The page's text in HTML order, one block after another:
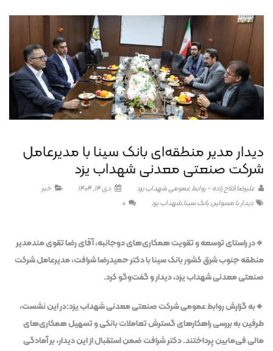
دیدار مدیر منطقه‌ای بانک سینا با مدیرعامل
شرکت صنعتی معدنی شهداب یزد
علیرضا فلاح زاده - روابط عمومی شهداب یزد دی 14, 1404
خبر
دیدار با مسولین بانک سینا,شهداب یزد 0
🔹در راستای توسعه و تقویت همکاری‌های دوجانبه، آقای رضا تقوی مندمدیر
منطقه‌ جنوب شرق کشور بانک سینا با دکتر حمیدرضا شرافت، مدیرعامل شرکت
صنعتی معدنی شهداب یزد، دیدار و گفت‌وگو کرد.
🔸به گزارش روابط عمومی شرکت صنعتی معدنی شهداب یزد:در این نشست،
طرفین به بررسی راهکارهای گسترش تعاملات بانکی و تسهیل همکاری‌های
مالی فی‌مابین پرداختند. دکتر شرافت ضمن استقبال از این دیدار، بر آمادگی